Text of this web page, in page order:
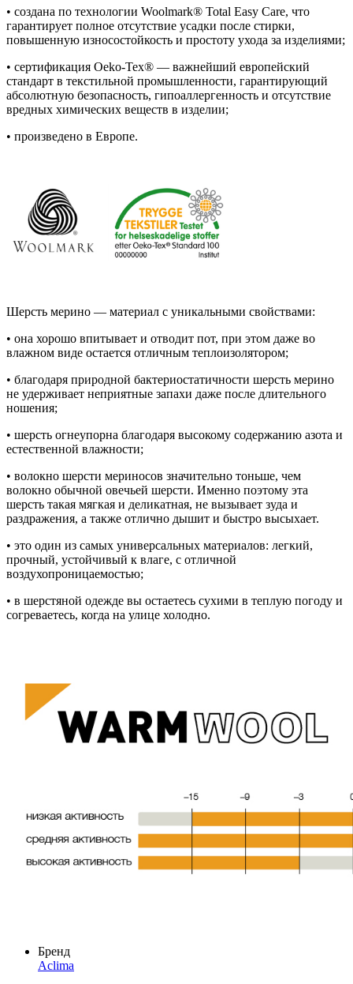
• создана по технологии Woolmark® Total Easy Care, что
гарантирует полное отсутствие усадки после стирки,
повышенную износостойкость и простоту ухода за изделиями;
• сертификация Oeko-Tex® — важнейший европейский
стандарт в текстильной промышленности, гарантирующий
абсолютную безопасность, гипоаллергенность и отсутствие
вредных химических веществ в изделии;
• произведено в Европе.
Шерсть мерино — материал с уникальными свойствами:
• она хорошо впитывает и отводит пот, при этом даже во
влажном виде остается отличным теплоизолятором;
• благодаря природной бактериостатичности шерсть мерино
не удерживает неприятные запахи даже после длительного
ношения;
• шерсть огнеупорна благодаря высокому содержанию азота и
естественной влажности;
• волокно шерсти мериносов значительно тоньше, чем
волокно обычной овечьей шерсти. Именно поэтому эта
шерсть такая мягкая и деликатная, не вызывает зуда и
раздражения, а также отлично дышит и быстро высыхает.
• это один из самых универсальных материалов: легкий,
прочный, устойчивый к влаге, с отличной
воздухопроницаемостью;
• в шерстяной одежде вы остаетесь сухими в теплую погоду и
согреваетесь, когда на улице холодно.
Бренд
Aclima